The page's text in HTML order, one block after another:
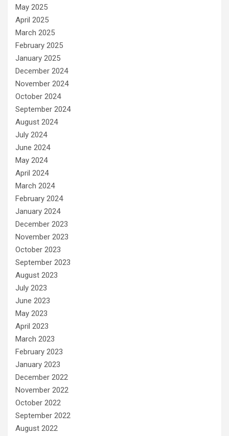
May 2025
April 2025
March 2025
February 2025
January 2025
December 2024
November 2024
October 2024
September 2024
August 2024
July 2024
June 2024
May 2024
April 2024
March 2024
February 2024
January 2024
December 2023
November 2023
October 2023
September 2023
August 2023
July 2023
June 2023
May 2023
April 2023
March 2023
February 2023
January 2023
December 2022
November 2022
October 2022
September 2022
August 2022